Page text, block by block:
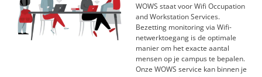
WOWS staat voor Wifi Occupation
and Workstation Services.
Bezetting monitoring via Wifi-
netwerktoegang is de optimale
manier om het exacte aantal
mensen op je campus te bepalen.
Onze WOWS service kan binnen je